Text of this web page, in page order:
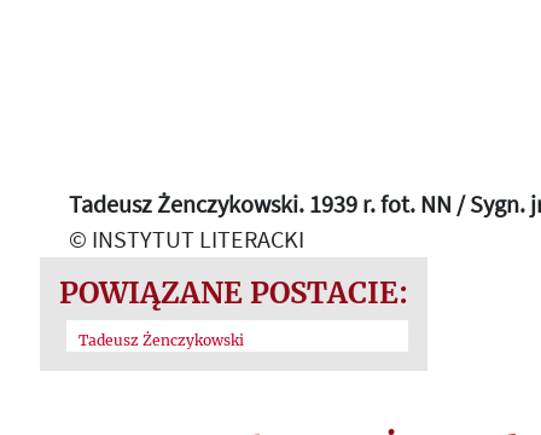
Tadeusz Żenczykowski. 1939 r. fot. NN / Sygn.
© INSTYTUT LITERACKI
POWIĄZANE POSTACIE:
Tadeusz Żenczykowski